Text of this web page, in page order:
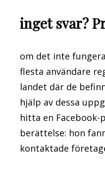
inget svar?
om det inte
flesta användare
landet där de
hjälp av dessa
hitta en
berättelse: hon
kontaktade